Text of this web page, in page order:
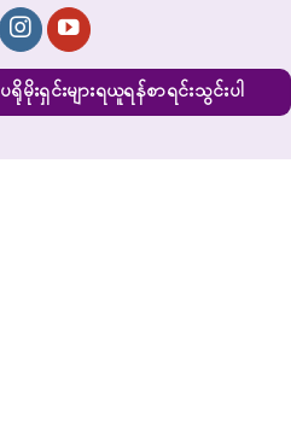
ပရိုမိုးရှင်းများရယူရန်စာရင်းသွင်းပါ